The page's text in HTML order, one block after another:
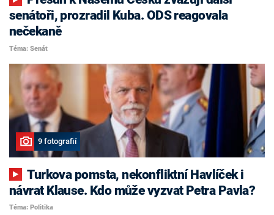
senátoři, prozradil Kuba. ODS reagovala
nečekaně
Téma: Senát
9 fotografií
Turkova pomsta, nekonfliktní Havlíček i
návrat Klause. Kdo může vyzvat Petra Pavla?
Téma: Politika